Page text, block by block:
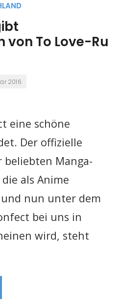
von To Love-Ru
2016
eine schöne
Der offizielle
beliebten Manga-
die als Anime
nun unter dem
bei uns in
wird, steht